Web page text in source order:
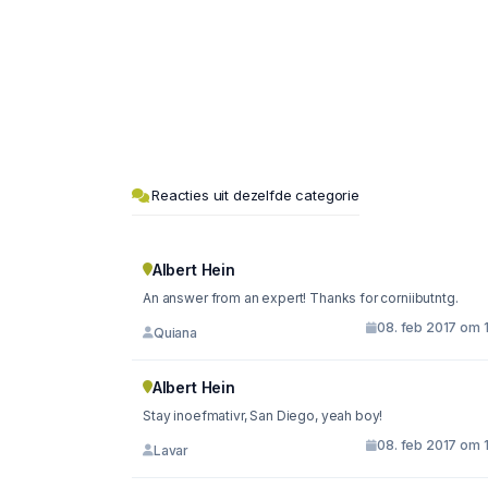
Reacties uit dezelfde categorie
Albert Hein
An answer from an expert! Thanks for corniibutntg.
Quiana 08. feb 2017 om
Albert Hein
Stay inoefmativr, San Diego, yeah boy!
Lavar 08. feb 2017 om